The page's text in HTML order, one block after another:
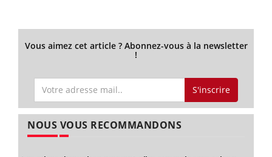
Vous aimez cet article ? Abonnez-vous à la newsletter
!
S'inscrire
NOUS VOUS RECOMMANDONS